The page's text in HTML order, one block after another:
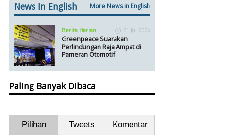
News In English More News in English
Berita Harian 31 Jul 2026
Greenpeace Suarakan
Perlindungan Raja Ampat di
Pameran Otomotif
Paling Banyak Dibaca
Pilihan Tweets Komentar